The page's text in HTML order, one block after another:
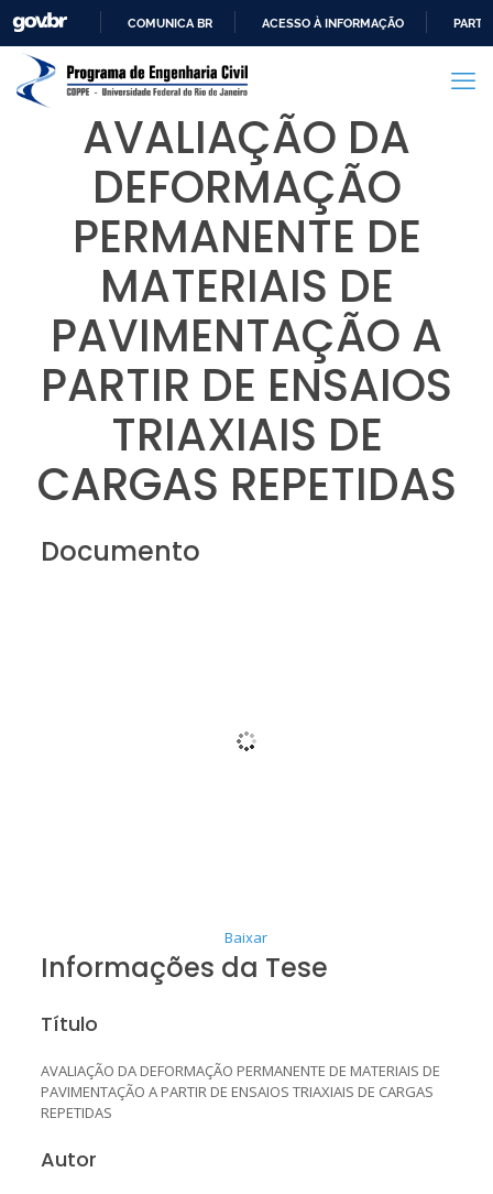
PARA
CONTEÚDO
COMUNICA BR ACESSO À INFORMAÇÃO
AVALIAÇÃO DA
DEFORMAÇÃO
PERMANENTE DE
MATERIAIS DE
PAVIMENTAÇÃO A
PARTIR DE ENSAIOS
TRIAXIAIS DE
CARGAS REPETIDAS
Documento
Baixar
Informações da Tese
Título
AVALIAÇÃO DA DEFORMAÇÃO PERMANENTE DE MATERIAIS DE
PAVIMENTAÇÃO A PARTIR DE ENSAIOS TRIAXIAIS DE CARGAS
REPETIDAS
Autor